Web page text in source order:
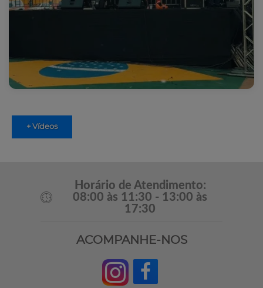
+ Vídeos
Horário de Atendimento:
08:00 às 11:30 - 13:00 às
17:30
ACOMPANHE-NOS